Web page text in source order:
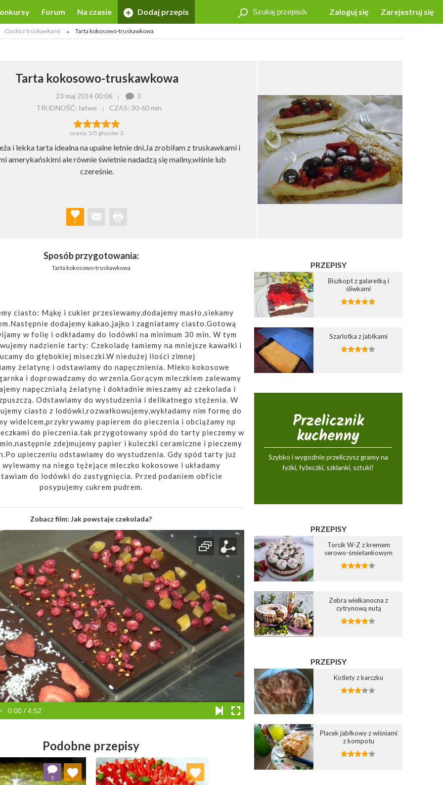
Zaloguj się Zarejestruj się
Forum Na czasie Dodaj przepis
Ciasto z truskawkami Tarta kokosowo-truskawkowa
Tarta kokosowo-truskawkowa
23 maj 2014 00:06
3
TRUDNOŚĆ: łatwe
CZAS: 30-60 min
ocena: 5/5 głosów: 3
i lekka tarta idealna na upalne letnie dni.Ja zrobiłam z truskawkami i
amerykańskimi ale równie świetnie nadadzą się maliny,wiśnie lub
czereśnie.
2
Sposób przygotowania:
Tarta kokosowo-truskawkowa
ciasto: Mąkę i cukier przesiewamy,dodajemy masło,siekamy
dodajemy kakao,jajko i zagniatamy ciasto.Gotową
w folię i odkładamy do lodówki na minimum 30 min. W tym
nadzienie tarty: Czekoladę łamiemy na mniejsze kawałki i
do głębokiej miseczki.W niedużej ilości zimnej
żelatynę i odstawiamy do napęcznienia. Mleko kokosowe
i doprowadzamy do wrzenia.Gorącym mleczkiem zalewamy
napęczniałą żelatynę i dokładnie mieszamy aż czekolada i
Odstawiamy do wystudzenia i delikatnego stężenia. W
ciasto z lodówki,rozwałkowujemy,wykładamy nim formę do
widelcem,przykrywamy papierem do pieczenia i obciążamy np
do pieczenia.tak przygotowany spód do tarty pieczemy w
zdejmujemy papier i kuleczki ceramiczne i pieczemy
upieczeniu odstawiamy do wystudzenia. Gdy spód tarty już
na niego tężejące mleczko kokosowe i układamy
do lodówki do zastygnięcia. Przed podaniem obficie
posypujemy cukrem pudrem.
Zobacz film: Jak powstaje czekolada?
0:00 / 4:52
Podobne przepisy
3
do ulubionych Dodaj do ulubionych Dodaj do ulubionych
PRZEPISY
Biszkopt z galaretką i
śliwkami
Szarlotka z jabłkami
Przelicznik
kuchenny
Szybko i wygodnie przeliczysz gramy na
łyżki, łyżeczki, szklanki, sztuki!
PRZEPISY
Torcik W-Z z kremem
serowo-śmietankowym
Zebra wielkanocna z
cytrynową nutą
PRZEPISY
Kotlety z karczku
Placek jabłkowy z wiśniami
z kompotu